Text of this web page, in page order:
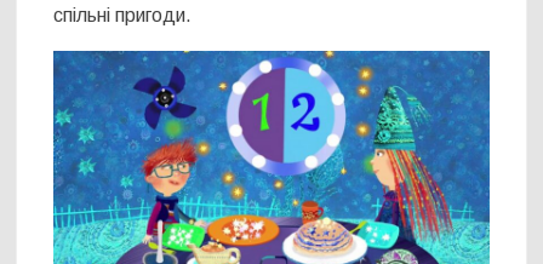
спільні пригоди.